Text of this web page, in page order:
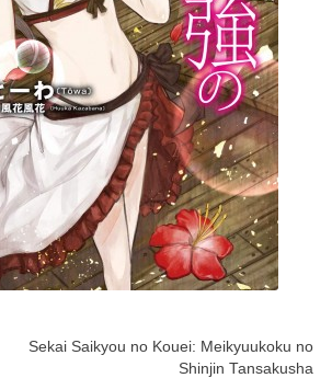
Sekai Saikyou no Kouei: Meikyuukoku no
Shinjin Tansakusha